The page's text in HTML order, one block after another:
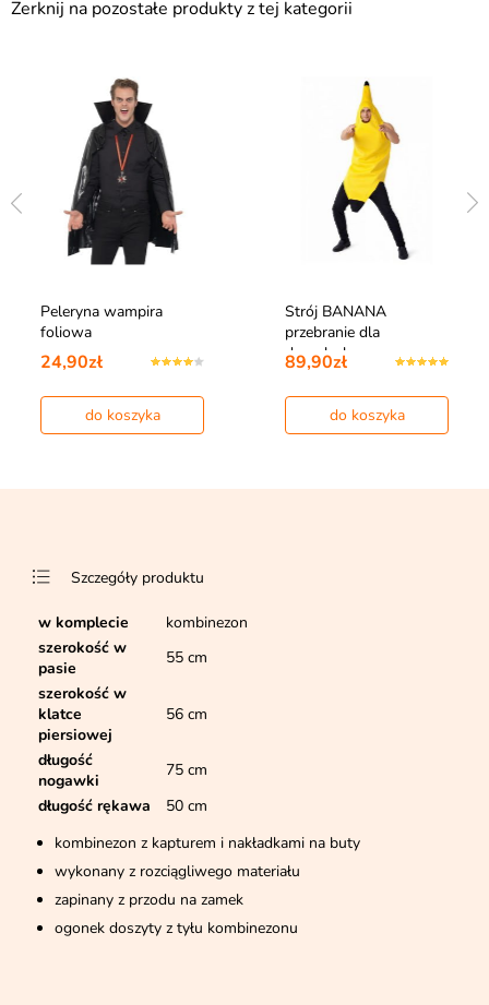
Zerknij na pozostałe produkty z tej kategorii
Peleryna wampira
foliowa
24,90zł
do koszyka
Strój BANANA
przebranie dla
dorosłych
89,90zł
do koszyka
Szczegóły produktu
w komplecie
kombinezon
szerokość w
pasie
55 cm
szerokość w
klatce
piersiowej
56 cm
długość
nogawki
75 cm
długość rękawa
50 cm
kombinezon z kapturem i nakładkami na buty
wykonany z rozciągliwego materiału
zapinany z przodu na zamek
ogonek doszyty z tyłu kombinezonu